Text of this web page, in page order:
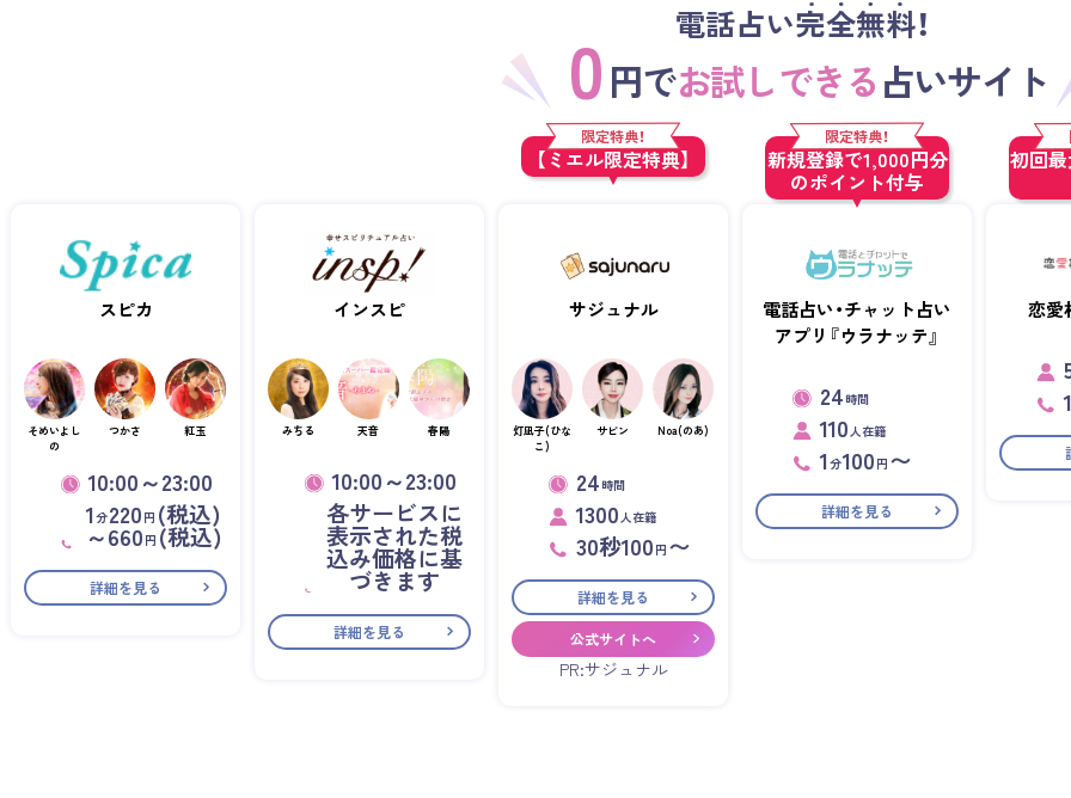
電話占い完全無料！
0 円でお試しできる占いサイト
スピカ
そめいよし
の
つかさ 紅玉
10:00～23:00
1分220 円 (税込)
～660 円 (税込)
詳細を見る
インスピ
みちる 天音 春陽
10:00～23:00
各サービスに
表示された税
込み価格に基
づきます
詳細を見る
限定特典！
【ミエル限定特典】
サジュナル
灯凪子(ひな
こ)
サビン Noa(のあ)
24 時間
1300人在籍
30秒100 円 〜
詳細を見る
公式サイトへ
PR:サジュナル
限定特典！
新規登録で1,000円分
のポイント付与
電話占い・チャット占い
アプリ『ウラナッテ』
24 時間
110人在籍
1分100 円 〜
詳細を見る
初回
恋愛
1